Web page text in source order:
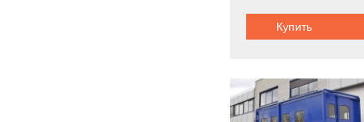
Купить